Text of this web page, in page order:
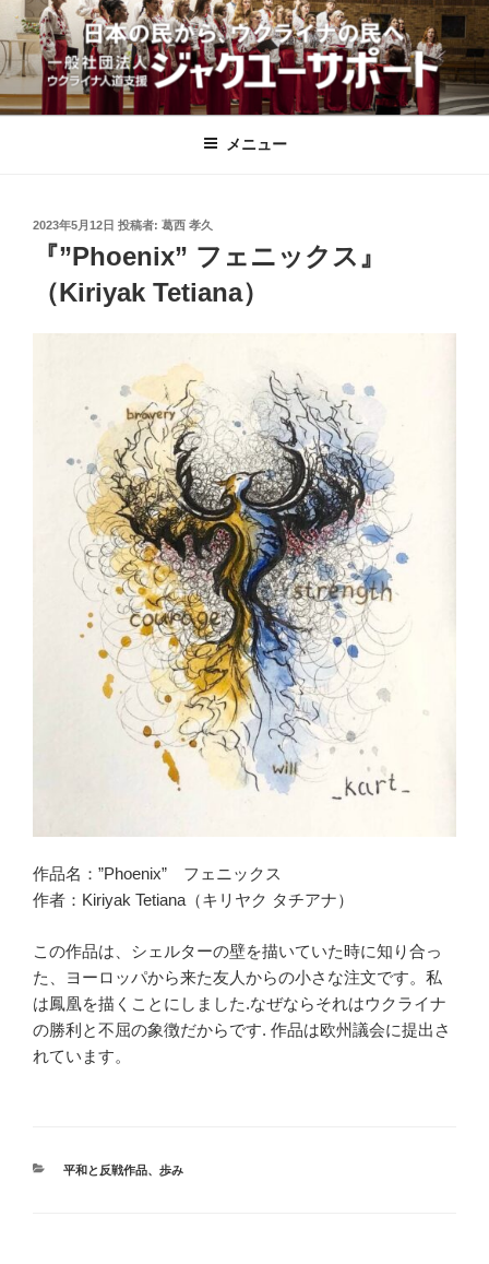
ン
テ
ン
ツ
一般社団法人ウクライナ人道支援ジ
ャクユーサポート｜愛知県安城市
メニュー
投
2023年5月12日 投稿者: 葛西 孝久
『”Phoenix” フェニックス』
（Kiriyak Tetiana）
作品名：”Phoenix” フェニックス
作者：Kiriyak Tetiana（キリヤク タチアナ）
この作品は、シェルターの壁を描いていた時に知り合っ
た、ヨーロッパから来た友人からの小さな注文です。私
は鳳凰を描くことにしました.なぜならそれはウクライナ
の勝利と不屈の象徴だからです. 作品は欧州議会に提出さ
れています。
カ
平和と反戦作品、 歩み